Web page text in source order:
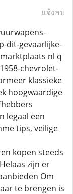
แจ้งลบ
dit-gevaarlijke-
nl q
chevrolet-
klassieke
hoogwaardige
legaal een
tips, veilige
kopen steeds
zijn er
Om
te brengen is